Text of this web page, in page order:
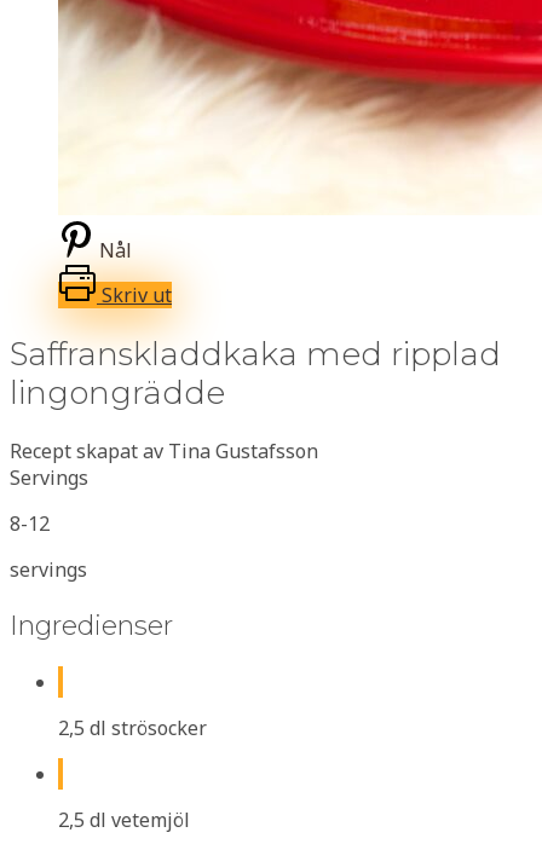
Nål
Skriv ut
Saffranskladdkaka med ripplad
lingongrädde
Recept skapat av Tina Gustafsson
Servings
8-12
servings
Ingredienser
2,5 dl strösocker
2,5 dl vetemjöl